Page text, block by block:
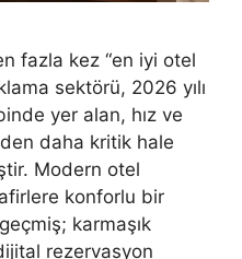
fazla kez “en iyi otel
sektörü, 2026 yılı
yer alan, hız ve
daha kritik hale
Modern otel
konforlu bir
karmaşık
rezervasyon